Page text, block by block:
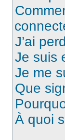
J’ai
Je suis
Je me
Que
À quoi